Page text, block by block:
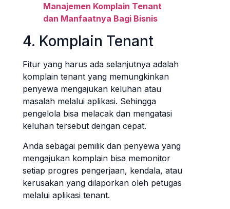
Manajemen Komplain Tenant
dan Manfaatnya Bagi Bisnis
4. Komplain Tenant
Fitur yang harus ada selanjutnya adalah
komplain tenant yang memungkinkan
penyewa mengajukan keluhan atau
masalah melalui aplikasi. Sehingga
pengelola bisa melacak dan mengatasi
keluhan tersebut dengan cepat.
Anda sebagai pemilik dan penyewa yang
mengajukan komplain bisa memonitor
setiap progres pengerjaan, kendala, atau
kerusakan yang dilaporkan oleh petugas
melalui aplikasi tenant.